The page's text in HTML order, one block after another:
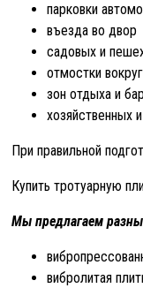
парковки
въезда во двор
садовых и
отмостки
зон отдыха и
хозяйственных
При правильной
Купить тротуарную
Мы предлагаем
вибролитая